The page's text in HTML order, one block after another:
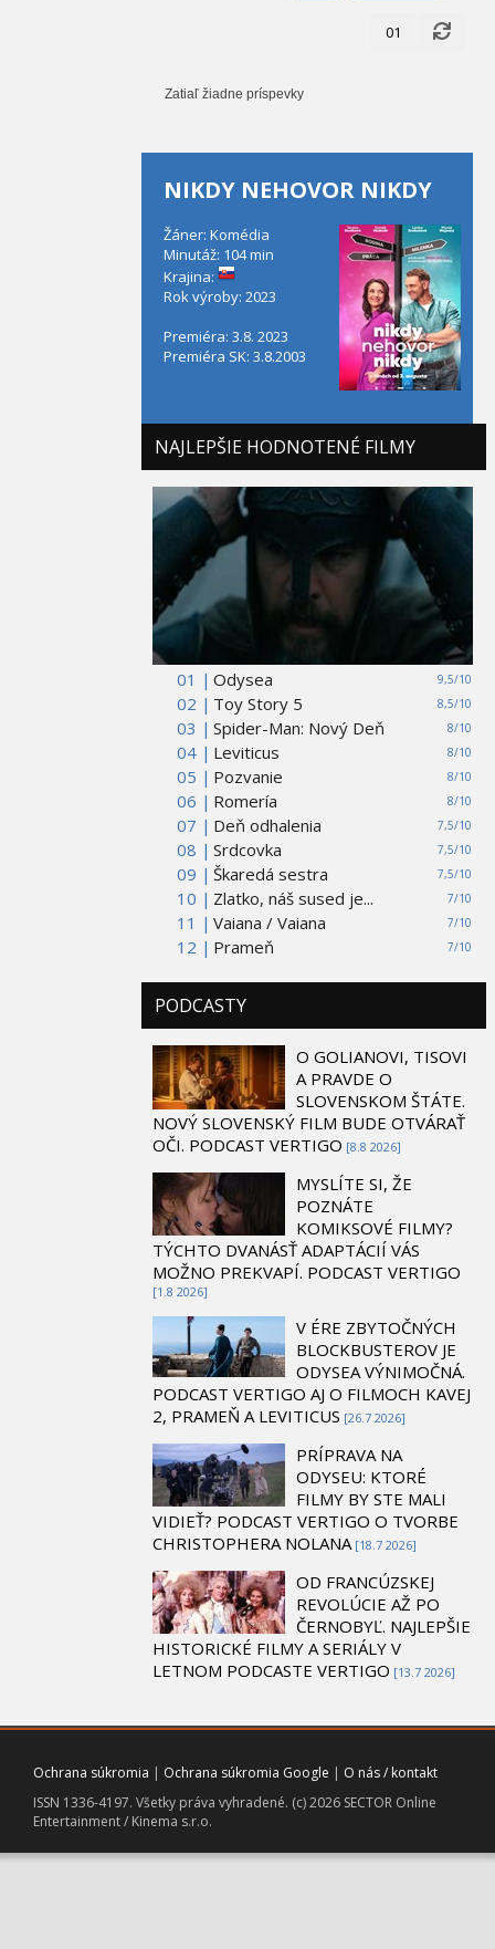
01
Zatiaľ žiadne príspevky
NIKDY NEHOVOR NIKDY
Žáner: Komédia
Minutáž: 104 min
Krajina:
Rok výroby: 2023
Premiéra: 3.8. 2023
Premiéra SK: 3.8.2003
NAJLEPŠIE HODNOTENÉ FILMY
01 | 9,5/10
Odysea
02 |
8,5/10
Toy Story 5
03 |
8/10
Spider-Man: Nový Deň
04 |
8/10
Leviticus
05 |
8/10
Pozvanie
06 |
8/10
Romería
07 |
7,5/10
Deň odhalenia
08 |
7,5/10
Srdcovka
09 |
7,5/10
Škaredá sestra
10 |
7/10
Zlatko, náš sused je...
11 |
7/10
Vaiana / Vaiana
12 |
7/10
Prameň
PODCASTY
O GOLIANOVI, TISOVI
A PRAVDE O
SLOVENSKOM ŠTÁTE.
NOVÝ SLOVENSKÝ FILM BUDE OTVÁRAŤ
OČI. PODCAST VERTIGO [8.8 2026]
MYSLÍTE SI, ŽE
POZNÁTE
KOMIKSOVÉ FILMY?
TÝCHTO DVANÁSŤ ADAPTÁCIÍ VÁS
MOŽNO PREKVAPÍ. PODCAST VERTIGO
[1.8 2026]
V ÉRE ZBYTOČNÝCH
BLOCKBUSTEROV JE
ODYSEA VÝNIMOČNÁ.
PODCAST VERTIGO AJ O FILMOCH KAVEJ
2, PRAMEŇ A LEVITICUS [26.7 2026]
PRÍPRAVA NA
ODYSEU: KTORÉ
FILMY BY STE MALI
VIDIEŤ? PODCAST VERTIGO O TVORBE
CHRISTOPHERA NOLANA [18.7 2026]
OD FRANCÚZSKEJ
REVOLÚCIE AŽ PO
ČERNOBYĽ. NAJLEPŠIE
HISTORICKÉ FILMY A SERIÁLY V
LETNOM PODCASTE VERTIGO [13.7 2026]
Ochrana súkromia | Ochrana súkromia Google | O nás / kontakt
ISSN 1336-4197. Všetky práva vyhradené. (c) 2026 SECTOR Online
Entertainment / Kinema s.r.o.